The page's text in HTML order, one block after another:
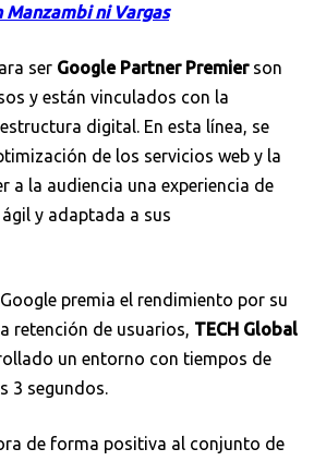
Manzambi ni Vargas
ser Google Partner Premier son
y están vinculados con la
digital. En esta línea, se
de los servicios web y la
a la audiencia una experiencia de
y adaptada a sus
premia el rendimiento por su
retención de usuarios, TECH Global
un entorno con tiempos de
3 segundos.
de forma positiva al conjunto de